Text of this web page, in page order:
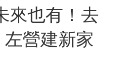
來也有！去
營建新家